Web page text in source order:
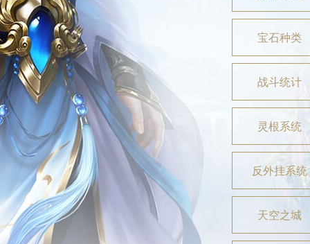
宝石种类
战斗统计
灵根系统
反外挂系统
天空之城